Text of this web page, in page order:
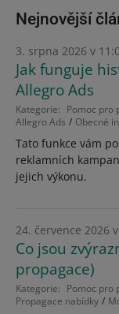
Nejnovější
3. srpna 2026 v
Jak funguje
Allegro Ads
Kategorie: Pomoc pro
Allegro Ads
Obecné
Tato funkce vám
reklamních
jejich výkonu.
24. července 2026
Co jsou
propagace)
Kategorie: Pomoc pro
Propagace nabídky